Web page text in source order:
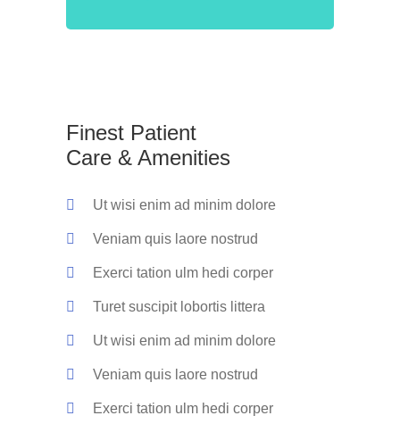
Finest Patient
Care & Amenities
Ut wisi enim ad minim dolore
Veniam quis laore nostrud
Exerci tation ulm hedi corper
Turet suscipit lobortis littera
Ut wisi enim ad minim dolore
Veniam quis laore nostrud
Exerci tation ulm hedi corper